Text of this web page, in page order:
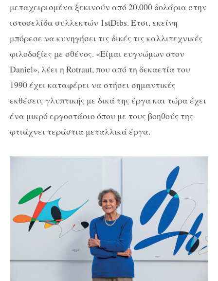
μεταχειρισμένα ξεκινούν από 20.000 δολάρια στην
ιστοσελίδα συλλεκτών 1stDibs. Έτσι, εκείνη
μπόρεσε να κυνηγήσει τις δικές τις καλλιτεχνικές
φιλοδοξίες με σθένος. «Είμαι ευγνώμων στον
Daniel», λέει η Rotraut, που από τη δεκαετία του
1990 έχει καταφέρει να στήσει σημαντικές
εκθέσεις γλυπτικής με δικά της έργα και τώρα έχει
ένα μικρό εργοστάσιο όπου με τους βοηθούς της
φτιάχνει τεράστια μεταλλικά έργα.